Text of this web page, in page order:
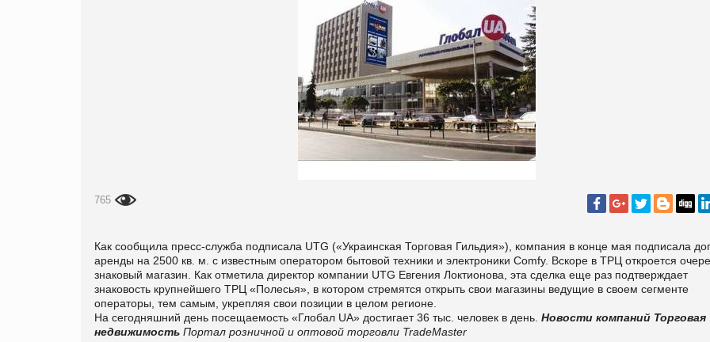
765
Как сообщила пресс-служба подписала UTG («Украинская Торговая Гильдия»), компания в конце мая подписала
аренды на 2500 кв. м. с известным оператором бытовой техники и электроники Comfy. Вскоре в ТРЦ откроется
знаковый магазин. Как отметила директор компании UTG Евгения Локтионова, эта сделка еще раз подтверждает
знаковость крупнейшего ТРЦ «Полесья», в котором стремятся открыть свои магазины ведущие в своем сегменте
операторы, тем самым, укрепляя свои позиции в целом регионе.
На сегодняшний день посещаемость «Глобал UA» достигает 36 тыс. человек в день. Новости компаний Торговая
недвижимость Портал розничной и оптовой торговли TradeMaster